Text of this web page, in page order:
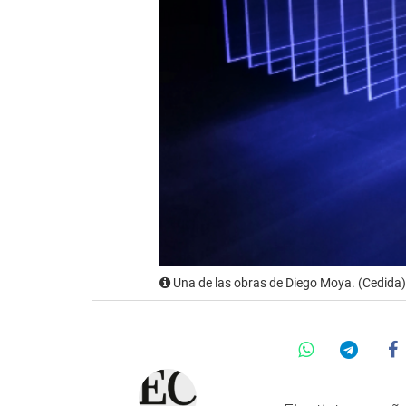
Una de las obras de Diego Moya. (Cedida)